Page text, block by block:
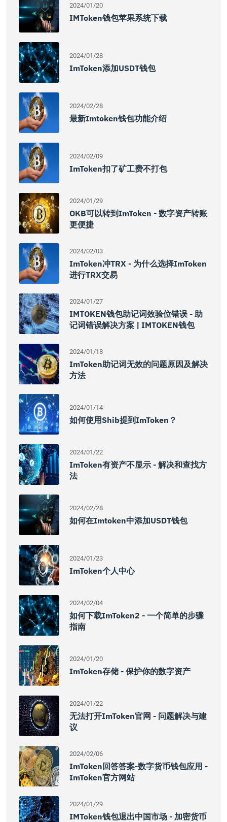
2024/01/20
IMToken钱包苹果系统下载
2024/01/28
ImToken添加USDT钱包
2024/02/28
最新imtoken钱包功能介绍
2024/02/09
ImToken扣了矿工费不打包
2024/01/29
OKB可以转到imToken - 数字资产转账
更便捷
2024/02/03
ImToken冲TRX - 为什么选择imToken
进行TRX交易
2024/01/27
IMTOKEN钱包助记词效验位错误 - 助
记词错误解决方案 | IMTOKEN钱包
2024/01/18
ImToken助记词无效的问题原因及解决
方法
2024/01/14
如何使用shib提到imToken？
2024/01/22
ImToken有资产不显示 - 解决和查找方
法
2024/02/28
如何在imtoken中添加USDT钱包
2024/01/23
ImToken个人中心
2024/02/04
如何下载imToken2 - 一个简单的步骤
指南
2024/01/20
ImToken存储 - 保护你的数字资产
2024/01/22
无法打开ImToken官网 - 问题解决与建
议
2024/02/06
ImToken回答答案-数字货币钱包应用 -
ImToken官方网站
2024/01/29
IMToken钱包退出中国市场 - 加密货币